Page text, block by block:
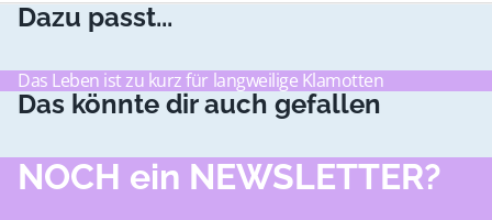
Dazu passt...
Das Leben ist zu kurz für langweilige Klamotten
Das könnte dir auch gefallen
NOCH ein NEWSLETTER?